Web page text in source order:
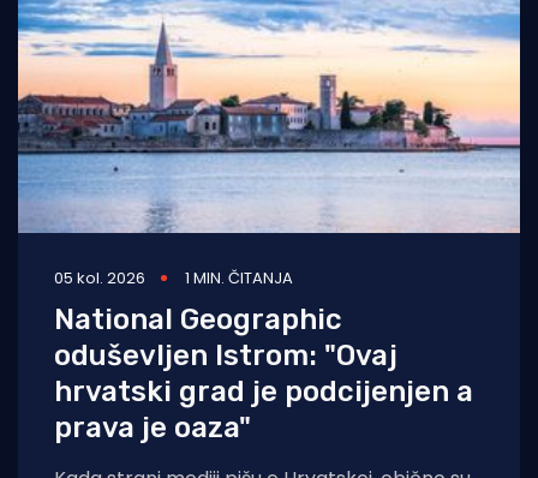
05 kol. 2026 1 MIN. ČITANJA
National Geographic
oduševljen Istrom: "Ovaj
hrvatski grad je podcijenjen a
prava je oaza"